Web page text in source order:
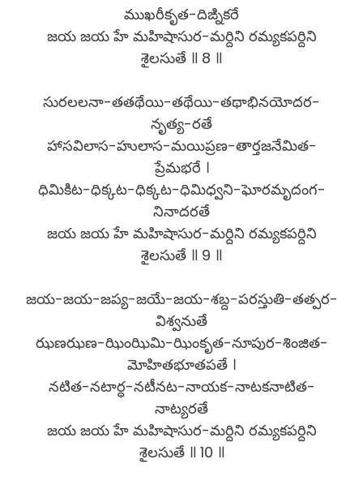
ముఖరీకృత-దిఙ్నికరే
జయ జయ హే మహిషాసుర-మర్దిని రమ్యకపర్దిని
శైలసుతే ॥ 8 ॥
సురలలనా-తతథేయి-తథేయి-తథాభినయోదర-
నృత్య-రతే
హాసవిలాస-హులాస-మయిప్రణ-తార్తజనేమిత-
ప్రేమభరే ।
ధిమికిట-ధిక్కట-ధిక్కట-ధిమిధ్వని-ఘోరమృదంగ-
నినాదరతే
జయ జయ హే మహిషాసుర-మర్దిని రమ్యకపర్దిని
శైలసుతే ॥ 9 ॥
జయ-జయ-జప్య-జయే-జయ-శబ్ద-పరస్తుతి-తత్పర-
విశ్వనుతే
ఝణఝణ-ఝింఝిమి-ఝింకృత-నూపుర-శింజిత-
మోహితభూతపతే ।
నటిత-నటార్ధ-నటీనట-నాయక-నాటకనాటిత-
నాట్యరతే
జయ జయ హే మహిషాసుర-మర్దిని రమ్యకపర్దిని
శైలసుతే ॥ 10 ॥